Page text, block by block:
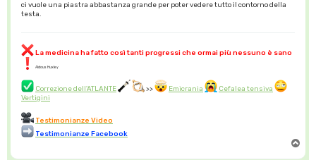
ci vuole una piastra abbastanza grande per poter vedere tutto il contorno della
testa.
La medicina ha fatto così tanti progressi che ormai più nessuno è sano
Aldous Huxley
Correzione dell'ATLANTE >> Emicrania
Cefalea tensiva
Vertigini
Testimonianze Video
Testimonianze Facebook
p